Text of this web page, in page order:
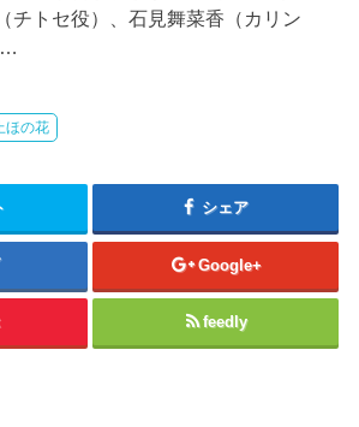
チトセ役）、石見舞菜香（カリン
…
ほの花
シェア
Google+
feedly